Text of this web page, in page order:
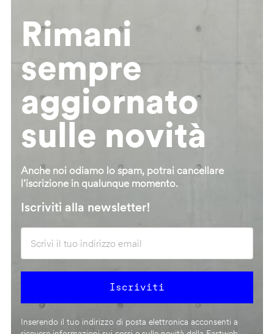
Rimani
sempre
aggiornato
sulle novità
Anche noi odiamo lo spam, potrai cancellare
l’iscrizione in qualunque momento.
Iscriviti alla newsletter!
Inserendo il tuo indirizzo di posta elettronica acconsenti a